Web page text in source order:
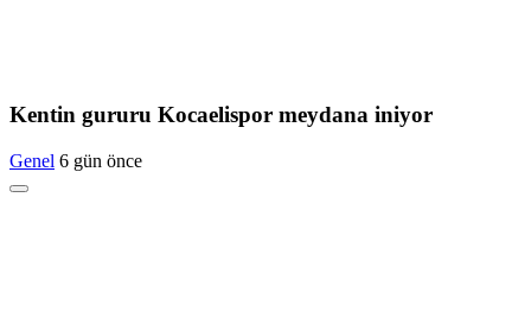
Kentin gururu Kocaelispor meydana iniyor
Genel 6 gün önce